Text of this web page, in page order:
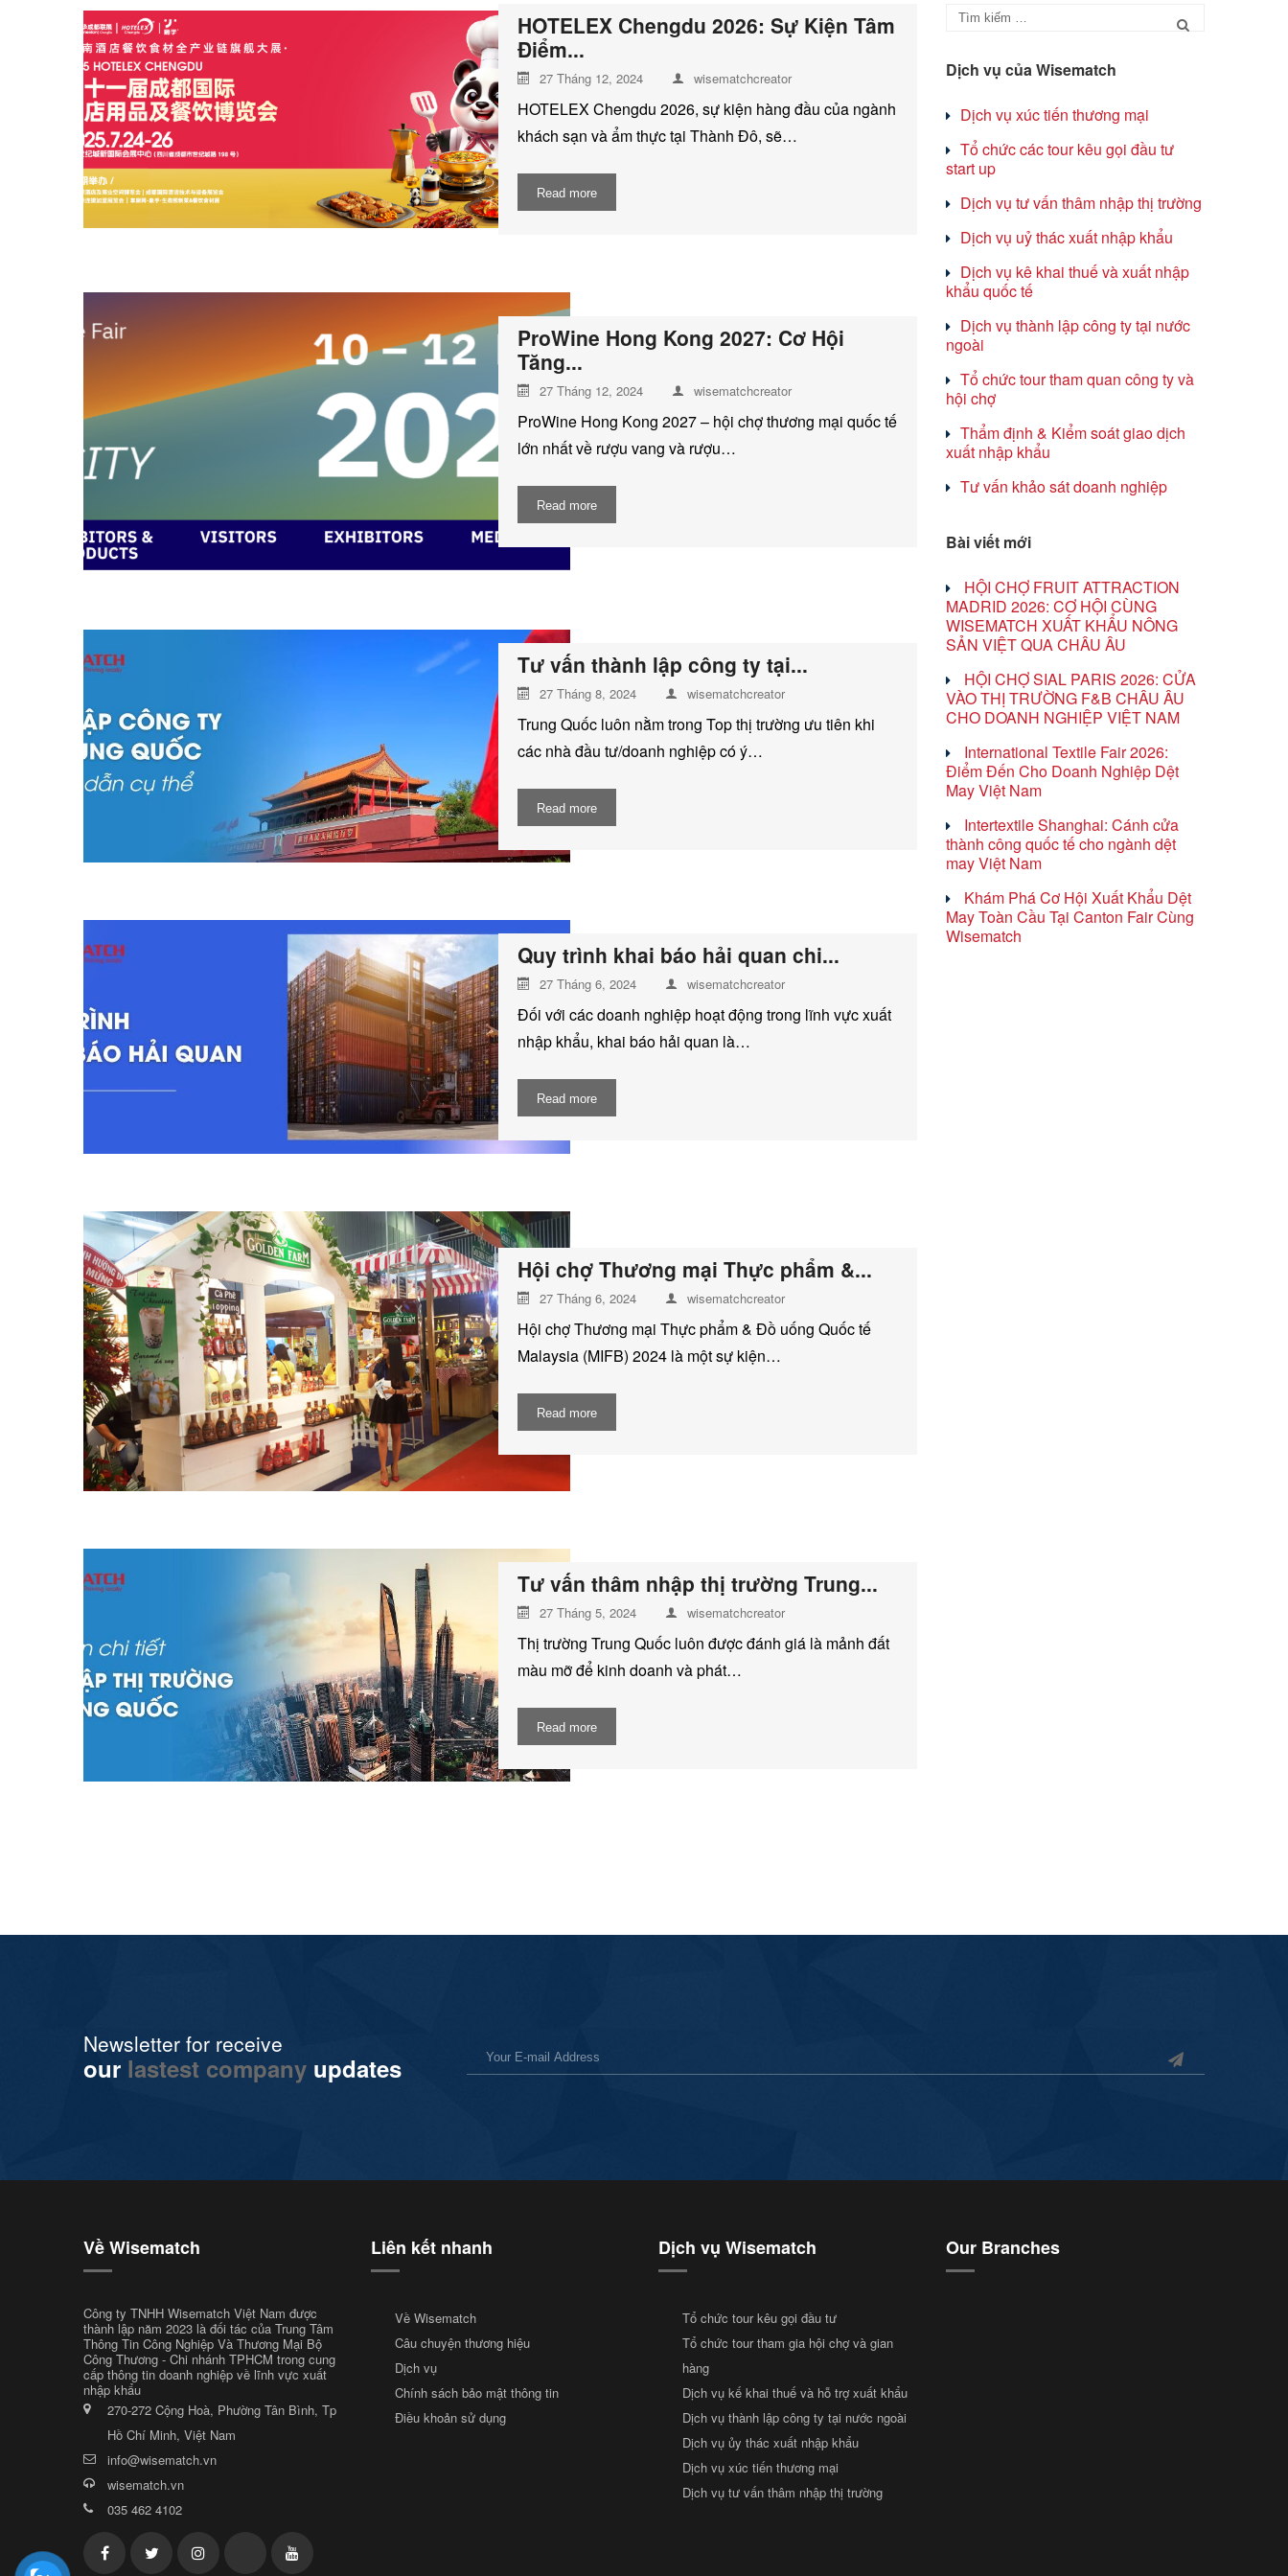
HOTELEX Chengdu 2026: Sự Kiện Tâm
Điểm...
27 Tháng 12, 2024 wisematchcreator
HOTELEX Chengdu 2026, sự kiện hàng đầu của ngành
khách sạn và ẩm thực tại Thành Đô, sẽ…
Read more
ProWine Hong Kong 2027: Cơ Hội
Tăng...
27 Tháng 12, 2024 wisematchcreator
ProWine Hong Kong 2027 – hội chợ thương mại quốc tế
lớn nhất về rượu vang và rượu…
Read more
Tư vấn thành lập công ty tại...
27 Tháng 8, 2024 wisematchcreator
Trung Quốc luôn nằm trong Top thị trường ưu tiên khi
các nhà đầu tư/doanh nghiệp có ý…
Read more
Quy trình khai báo hải quan chi...
27 Tháng 6, 2024 wisematchcreator
Đối với các doanh nghiệp hoạt động trong lĩnh vực xuất
nhập khẩu, khai báo hải quan là…
Read more
Hội chợ Thương mại Thực phẩm &...
27 Tháng 6, 2024 wisematchcreator
Hội chợ Thương mại Thực phẩm & Đồ uống Quốc tế
Malaysia (MIFB) 2024 là một sự kiện…
Read more
Tư vấn thâm nhập thị trường Trung...
27 Tháng 5, 2024 wisematchcreator
Thị trường Trung Quốc luôn được đánh giá là mảnh đất
màu mỡ để kinh doanh và phát…
Read more
Dịch vụ của Wisematch
Dịch vụ xúc tiến thương mại
Tổ chức các tour kêu gọi đầu tư
start up
Dịch vụ tư vấn thâm nhập thị trường
Dịch vụ uỷ thác xuất nhập khẩu
Dịch vụ kê khai thuế và xuất nhập
khẩu quốc tế
Dịch vụ thành lập công ty tại nước
ngoài
Tổ chức tour tham quan công ty và
hội chợ
Thẩm định & Kiểm soát giao dịch
xuất nhập khẩu
Tư vấn khảo sát doanh nghiệp
Bài viết mới
HỘI CHỢ FRUIT ATTRACTION
MADRID 2026: CƠ HỘI CÙNG
WISEMATCH XUẤT KHẨU NÔNG
SẢN VIỆT QUA CHÂU ÂU
HỘI CHỢ SIAL PARIS 2026: CỬA
VÀO THỊ TRƯỜNG F&B CHÂU ÂU
CHO DOANH NGHIỆP VIỆT NAM
International Textile Fair 2026:
Điểm Đến Cho Doanh Nghiệp Dệt
May Việt Nam
Intertextile Shanghai: Cánh cửa
thành công quốc tế cho ngành dệt
may Việt Nam
Khám Phá Cơ Hội Xuất Khẩu Dệt
May Toàn Cầu Tại Canton Fair Cùng
Wisematch
Newsletter for receive
our lastest company updates
Về Wisematch
Công ty TNHH Wisematch Việt Nam được
thành lập năm 2023 là đối tác của Trung Tâm
Thông Tin Công Nghiệp Và Thương Mại Bộ
Công Thương - Chi nhánh TPHCM trong cung
cấp thông tin doanh nghiệp về lĩnh vực xuất
nhập khẩu
270-272 Cộng Hoà, Phường Tân Bình, Tp
Hồ Chí Minh, Việt Nam
info@wisematch.vn
wisematch.vn
035 462 4102
Liên kết nhanh
Về Wisematch
Câu chuyện thương hiệu
Dịch vụ
Chính sách bảo mật thông tin
Điều khoản sử dụng
Dịch vụ Wisematch
Tổ chức tour kêu gọi đầu tư
Tổ chức tour tham gia hội chợ và gian
hàng
Dịch vụ kế khai thuế và hỗ trợ xuất khẩu
Dịch vụ thành lập công ty tại nước ngoài
Dịch vụ ủy thác xuất nhập khẩu
Dịch vụ xúc tiến thương mại
Dịch vụ tư vấn thâm nhập thị trường
Our Branches